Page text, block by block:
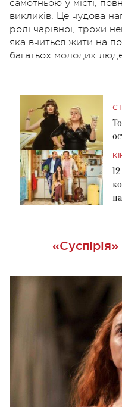
самотньою у місті,
викликів. Це чудова
ролі чарівної, трохи
яка вчиться жити на
багатьох молодих